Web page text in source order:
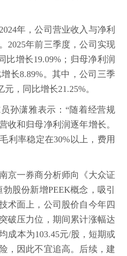
年，公司营业收入与净利
2025年前三季度，公司实现
比增长19.09%；归母净利润
长8.89%。其中，公司三季
，同比增长21.25%。
孙潇雅表示：“随着经营规
收和归母净利润逐年增长。
利率稳定在30%以上，费用
京一券商分析师向《大众证
股份新增PEEK概念，吸引
术面上，公司股价自今年四
破压力位，期间累计涨幅达
成本为103.45元/股，短期或
，因此不宜追高。后续，建